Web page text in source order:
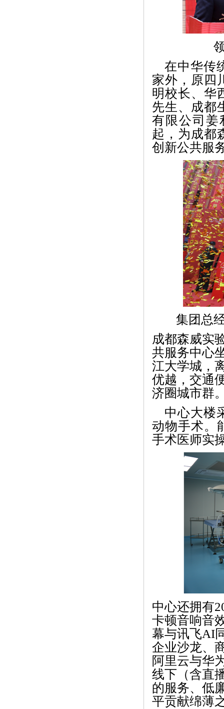
在中华传
家外，原四
明校长、华
先生、成都
有限公司姜
起，为成都
创新公共服
集团总
成都森威实
共服务中心
江大学城，
优越，交通
济圈城市群
中心大楼
动物手术。
手术医师实
中心还拥有
卡顿音响音
幕与讯飞AI
企业沙龙、
阿里云与华
线下（含直
的服务、低
平贡献绵薄